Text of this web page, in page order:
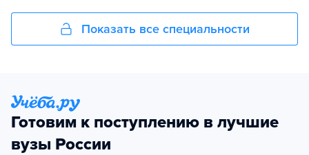
Показать все специальности
Готовим к поступлению в лучшие
вузы России